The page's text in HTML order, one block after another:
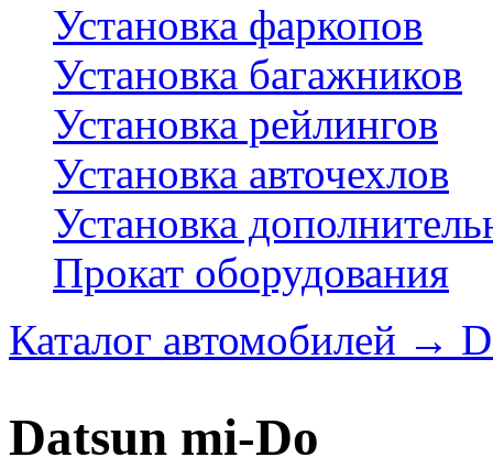
Установка фаркопов
Установка багажников
Установка рейлингов
Установка авточехлов
Установка
Прокат оборудования
Каталог автомобилей →
Datsun mi-Do